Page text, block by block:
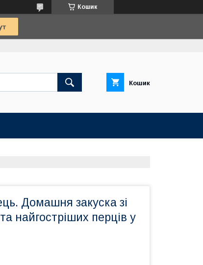
Кошик
Кошик
Домашня закуска зі
найгостріших перців у